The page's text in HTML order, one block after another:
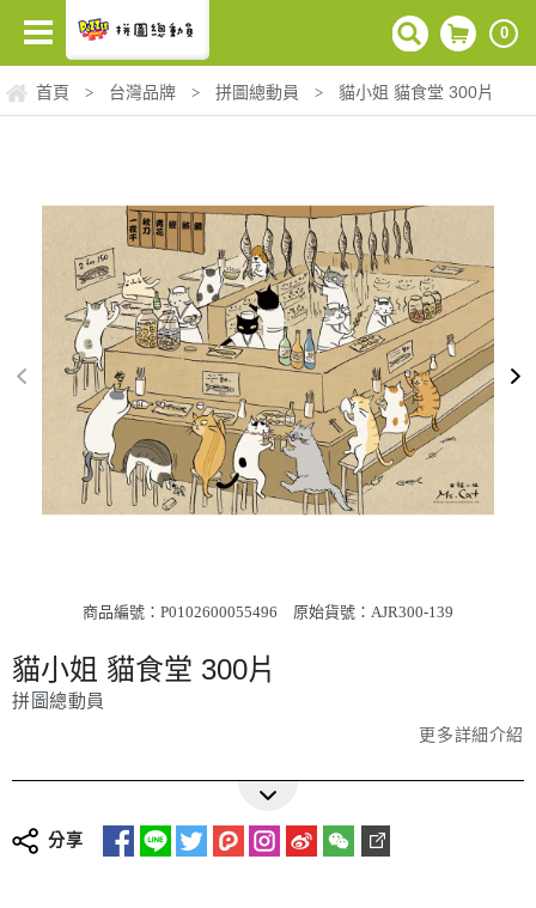
0
首頁 > 台灣品牌 > 拼圖總動員 > 貓小姐 貓食堂 300片
商品編號：P0102600055496 原始貨號：AJR300-139
貓小姐 貓食堂 300片
拼圖總動員
更多詳細介紹
分享